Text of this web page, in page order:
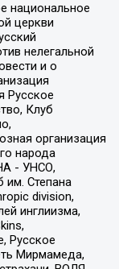
национальное
церкви
нелегальной
и о
Русское
Клуб
организация
народа
- УНСО,
им. Степана
division,
инглиизма,
Русское
Мирмамеда,